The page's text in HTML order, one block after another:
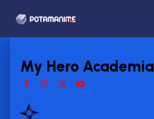
My Hero Academia